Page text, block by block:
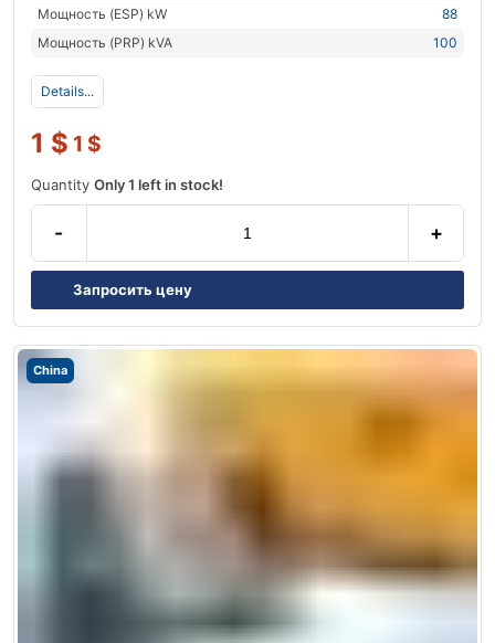
Мощность (ESP) kW
88
Мощность (PRP) kVA
100
Details...
1 $ 1 $
Quantity Only 1 left in stock!
- +
Запросить цену
China